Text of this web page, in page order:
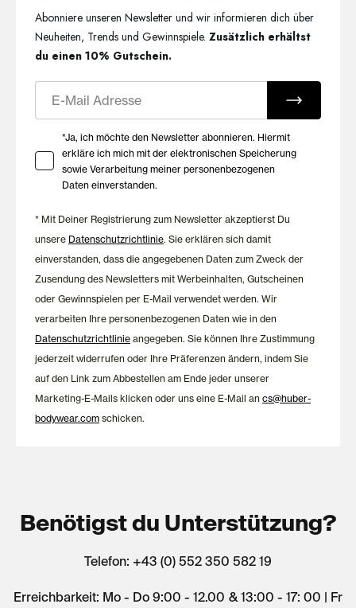
Abonniere unseren Newsletter und wir informieren dich über
Neuheiten, Trends und Gewinnspiele.Zusätzlich erhältst
du einen 10% Gutschein.
Ihre Zustimmung zu Marketing E-Mails
*Ja, ich möchte den Newsletter abonnieren. Hiermit
erkläre ich mich mit der elektronischen Speicherung
sowie Verarbeitung meiner personenbezogenen
Daten einverstanden.
* Mit Deiner Registrierung zum Newsletter akzeptierst Du
unsere Datenschutzrichtlinie. Sie erklären sich damit
einverstanden, dass die angegebenen Daten zum Zweck der
Zusendung des Newsletters mit Werbeinhalten, Gutscheinen
oder Gewinnspielen per E-Mail verwendet werden. Wir
verarbeiten Ihre personenbezogenen Daten wie in den
Datenschutzrichtlinie angegeben. Sie können Ihre Zustimmung
jederzeit widerrufen oder Ihre Präferenzen ändern, indem Sie
auf den Link zum Abbestellen am Ende jeder unserer
Marketing-E-Mails klicken oder uns eine E-Mail ancs@huber-
bodywear.com schicken.
Benötigst du Unterstützung?
Telefon: +43 (0) 552 350 582 19
Erreichbarkeit: Mo - Do 9:00 - 12.00 & 13:00 - 17: 00 | Fr